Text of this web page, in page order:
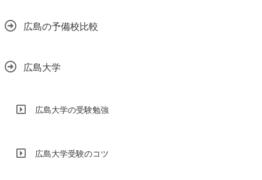
広島の予備校比較
広島大学
広島大学の受験勉強
広島大学受験のコツ